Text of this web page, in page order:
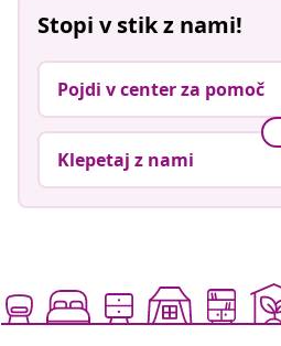
Stopi v stik z nami!
Pojdi v center za pomoč
Klepetaj z nami